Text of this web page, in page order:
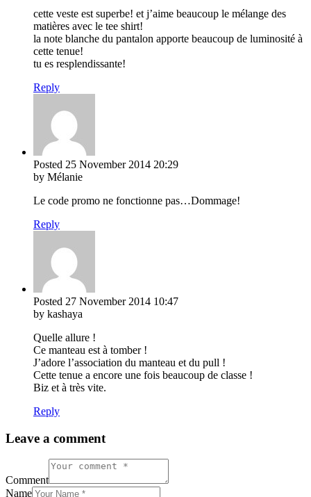
cette veste est superbe! et j’aime beaucoup le mélange des
matières avec le tee shirt!
la note blanche du pantalon apporte beaucoup de luminosité à
cette tenue!
tu es resplendissante!
Reply
Posted 25 November 2014 20:29
by Mélanie
Le code promo ne fonctionne pas…Dommage!
Reply
Posted 27 November 2014 10:47
by kashaya
Quelle allure !
Ce manteau est à tomber !
J’adore l’association du manteau et du pull !
Cette tenue a encore une fois beaucoup de classe !
Biz et à très vite.
Reply
Leave a comment
Comment
Name